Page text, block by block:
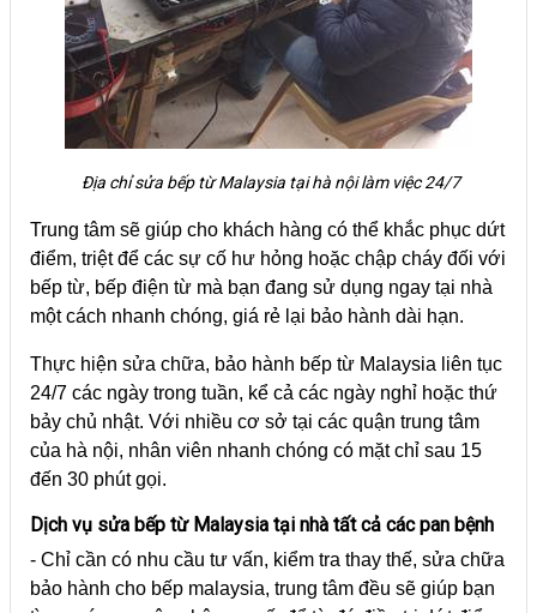
Địa chỉ sửa bếp từ Malaysia tại hà nội làm việc 24/7
Trung tâm sẽ giúp cho khách hàng có thể khắc phục dứt
điểm, triệt để các sự cố hư hỏng hoặc chập cháy đối với
bếp từ, bếp điện từ mà bạn đang sử dụng ngay tại nhà
một cách nhanh chóng, giá rẻ lại bảo hành dài hạn.
Thực hiện sửa chữa, bảo hành bếp từ Malaysia liên tục
24/7 các ngày trong tuần, kể cả các ngày nghỉ hoặc thứ
bảy chủ nhật. Với nhiều cơ sở tại các quận trung tâm
của hà nội, nhân viên nhanh chóng có mặt chỉ sau 15
đến 30 phút gọi.
Dịch vụ sửa bếp từ Malaysia tại nhà tất cả các pan bệnh
- Chỉ cần có nhu cầu tư vấn, kiểm tra thay thế, sửa chữa
bảo hành cho bếp malaysia, trung tâm đều sẽ giúp bạn